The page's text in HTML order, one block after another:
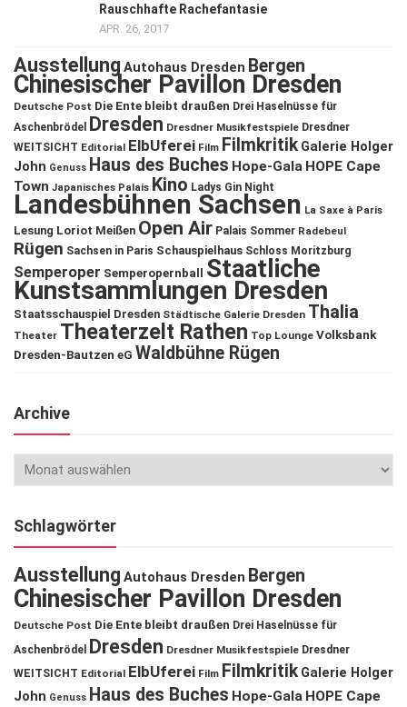
Rauschhafte Rachefantasie
APR. 26, 2017
Ausstellung Autohaus Dresden Bergen
Chinesischer Pavillon Dresden
Deutsche Post Die Ente bleibt draußen Drei Haselnüsse für
Aschenbrödel
Dresden Dresdner Musikfestspiele Dresdner
WEITSICHT Editorial ElbUferei Film Filmkritik Galerie Holger
John Genuss Haus des Buches Hope-Gala HOPE Cape
Town Japanisches Palais Kino Ladys Gin Night
Landesbühnen Sachsen La Saxe à Paris
Lesung Loriot Meißen Open Air Palais Sommer Radebeul
Rügen Sachsen in Paris Schauspielhaus Schloss Moritzburg
Semperoper Semperopernball Staatliche
Kunstsammlungen Dresden
Staatsschauspiel Dresden Städtische Galerie Dresden Thalia
Theater Theaterzelt Rathen Top Lounge Volksbank
Dresden-Bautzen eG Waldbühne Rügen
Archive
Schlagwörter
Ausstellung Autohaus Dresden Bergen
Chinesischer Pavillon Dresden
Deutsche Post Die Ente bleibt draußen Drei Haselnüsse für
Aschenbrödel
Dresden Dresdner Musikfestspiele Dresdner
WEITSICHT Editorial ElbUferei Film Filmkritik Galerie Holger
John Genuss Haus des Buches Hope-Gala HOPE Cape